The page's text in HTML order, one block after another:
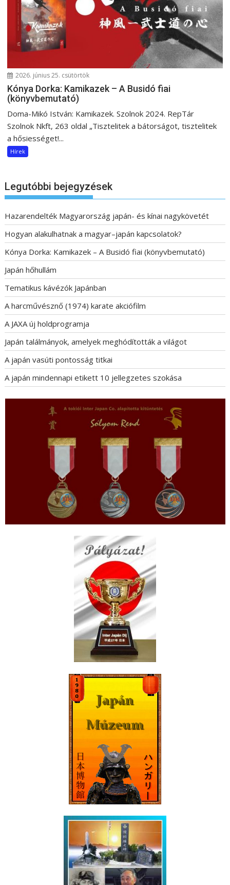
2026. június 25. csütörtök
Kónya Dorka: Kamikazek – A Busidó fiai
(könyvbemutató)
Doma-Mikó István: Kamikazek. Szolnok 2024. RepTár
Szolnok Nkft, 263 oldal „Tisztelitek a bátorságot, tisztelitek
a hősiességet!...
Hírek
Legutóbbi bejegyzések
Hazarendelték Magyarország japán- és kínai nagykövetét
Hogyan alakulhatnak a magyar–japán kapcsolatok?
Kónya Dorka: Kamikazek – A Busidó fiai (könyvbemutató)
Japán hőhullám
Tematikus kávézók Japánban
A harcművésznő (1974) karate akciófilm
A JAXA új holdprogramja
Japán találmányok, amelyek meghódították a világot
A japán vasúti pontosság titkai
A japán mindennapi etikett 10 jellegzetes szokása